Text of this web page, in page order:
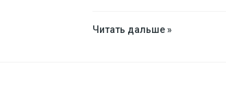
Читать дальше »